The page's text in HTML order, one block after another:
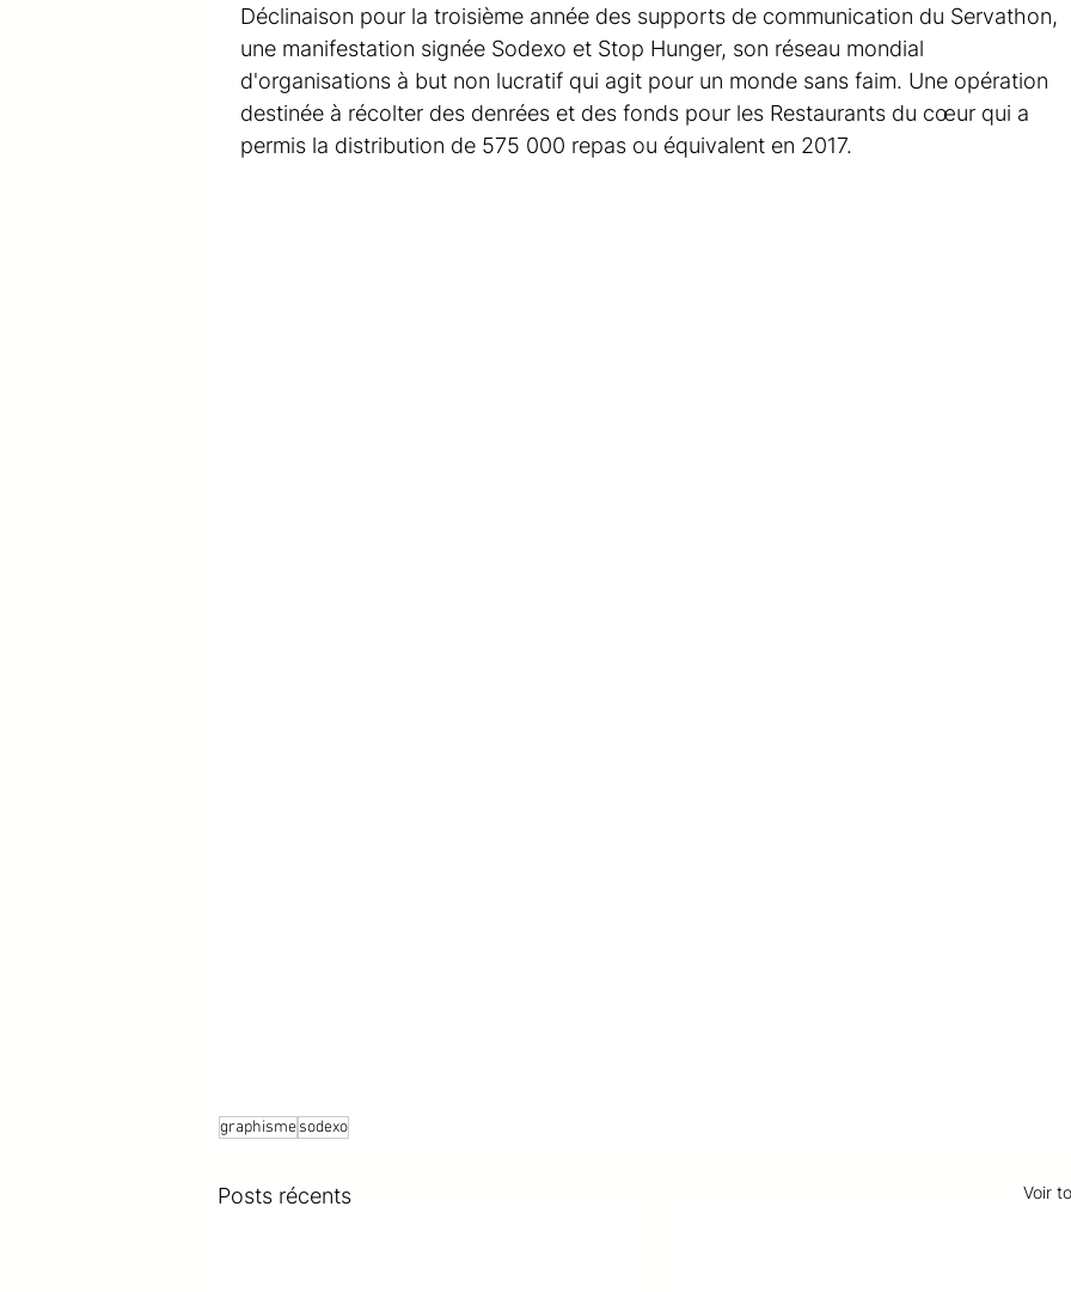
Déclinaison pour la troisième année des supports de communication du Servathon,
une manifestation signée Sodexo et Stop Hunger, son réseau mondial
d'organisations à but non lucratif qui agit pour un monde sans faim. Une opération
destinée à récolter des denrées et des fonds pour les Restaurants du cœur qui a
permis la distribution de 575 000 repas ou équivalent en 2017.
graphismesodexo
Posts récents Voir